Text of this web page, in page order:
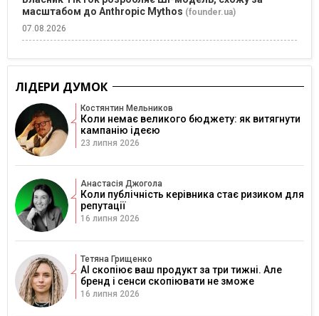
масштабом до Anthropic Mythos (founder.ua)
07.08.2026
ЛІДЕРИ ДУМОК
Костянтин Мельников
Коли немає великого бюджету: як витягнути
кампанію ідеєю
23 липня 2026
Анастасія Джогола
Коли публічність керівника стає ризиком для
репутації
16 липня 2026
Тетяна Грищенко
AI скопіює ваш продукт за три тижні. Але
бренд і сенси скопіювати не зможе
16 липня 2026